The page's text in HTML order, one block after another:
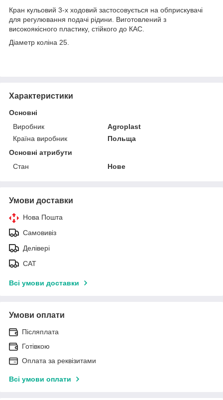
Кран кульовий 3-х ходовий застосовується на обприскувачі
для регулювання подачі рідини. Виготовлений з
високоякісного пластику, стійкого до КАС.
Діаметр коліна 25.
Характеристики
Основні
Виробник
Agroplast
Країна виробник
Польща
Основні атрибути
Стан
Нове
Умови доставки
Нова Пошта
Самовивіз
Делівері
САТ
Всі умови доставки
Умови оплати
Післяплата
Готівкою
Оплата за реквізитами
Всі умови оплати